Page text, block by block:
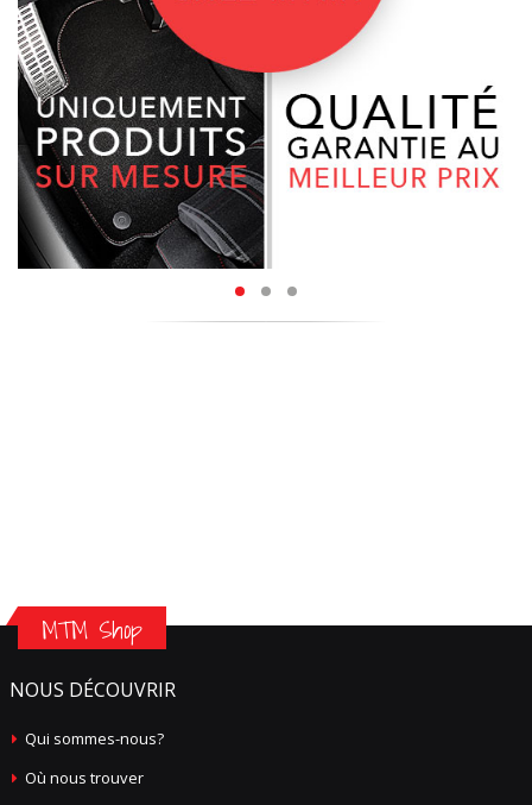
MTM Shop
NOUS DÉCOUVRIR
Qui sommes-nous?
Où nous trouver